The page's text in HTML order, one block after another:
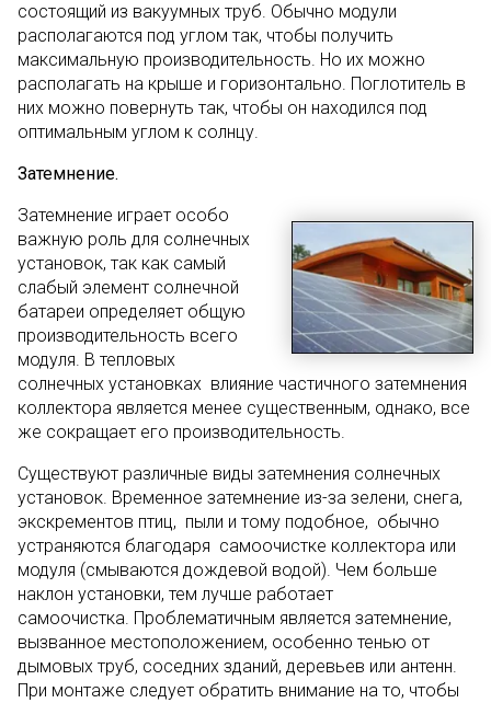
состоящий из вакуумных труб. Обычно модули
располагаются под углом так, чтобы получить
максимальную производительность. Но их можно
располагать на крыше и горизонтально. Поглотитель в
них можно повернуть так, чтобы он находился под
оптимальным углом к солнцу.
Затемнение.
Затемнение играет особо
важную роль для солнечных
установок, так как самый
слабый элемент солнечной
батареи определяет общую
производительность всего
модуля. В тепловых
солнечных установках влияние частичного затемнения
коллектора является менее существенным, однако, все
же сокращает его производительность.
Существуют различные виды затемнения солнечных
установок. Временное затемнение из-за зелени, снега,
экскрементов птиц, пыли и тому подобное, обычно
устраняются благодаря самоочистке коллектора или
модуля (смываются дождевой водой). Чем больше
наклон установки, тем лучше работает
самоочистка. Проблематичным является затемнение,
вызванное местоположением, особенно тенью от
дымовых труб, соседних зданий, деревьев или антенн.
При монтаже следует обратить внимание на то, чтобы